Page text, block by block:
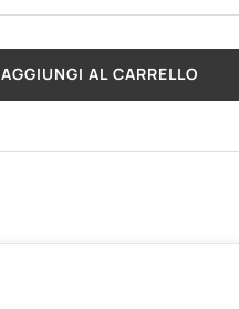
AGGIUNGI AL CARRELLO